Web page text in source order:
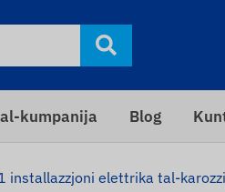
kumpanija Blog
installazzjoni elettrika tal-karozzi